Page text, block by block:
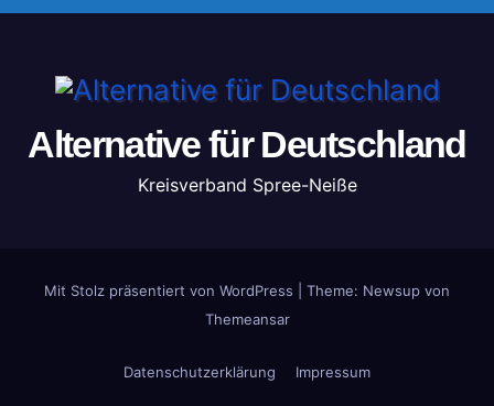
Alternative für Deutschland
Kreisverband Spree-Neiße
Mit Stolz präsentiert von WordPress
Theme: Newsup von
Themeansar
Datenschutzerklärung Impressum